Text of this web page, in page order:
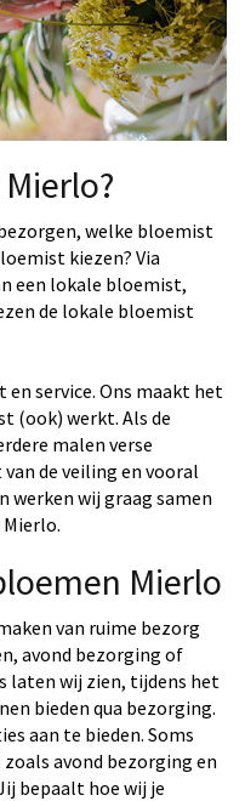
welke bloemist
kiezen? Via
een lokale bloemist,
de lokale bloemist
service. Ons maakt het
(ook) werkt. Als de
malen verse
de veiling en vooral
werken wij graag samen
Mierlo
van ruime bezorg
avond bezorging of
laten wij zien, tijdens het
bieden qua bezorging.
aan te bieden. Soms
avond bezorging en
bepaalt hoe wij je